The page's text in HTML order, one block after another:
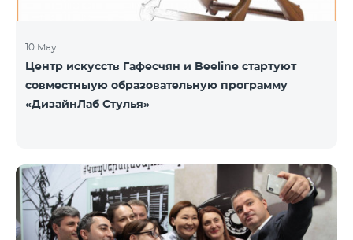
10 May
Центр искусств Гафесчян и Beeline стартуют
совместныую образовательную программу
«ДизайнЛаб Стулья»